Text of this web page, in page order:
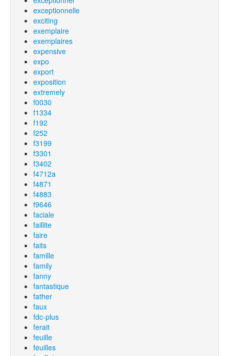
exceptionnelle
exciting
exemplaire
exemplaires
expensive
expo
export
exposition
extremely
f0030
f1334
f192
f252
f3199
f3301
f3402
f4712a
f4871
f4883
f9646
faciale
faillite
faire
faits
famille
family
fanny
fantastique
father
faux
fdc-plus
ferait
feuille
feuilles